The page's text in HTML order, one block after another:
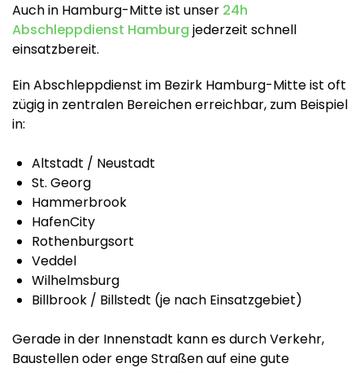
Auch in Hamburg-Mitte ist unser 24h
Abschleppdienst Hamburg jederzeit schnell
einsatzbereit.
Ein Abschleppdienst im Bezirk Hamburg-Mitte ist oft
zügig in zentralen Bereichen erreichbar, zum Beispiel
in:
Altstadt / Neustadt
St. Georg
Hammerbrook
HafenCity
Rothenburgsort
Veddel
Wilhelmsburg
Billbrook / Billstedt (je nach Einsatzgebiet)
Gerade in der Innenstadt kann es durch Verkehr,
Baustellen oder enge Straßen auf eine gute